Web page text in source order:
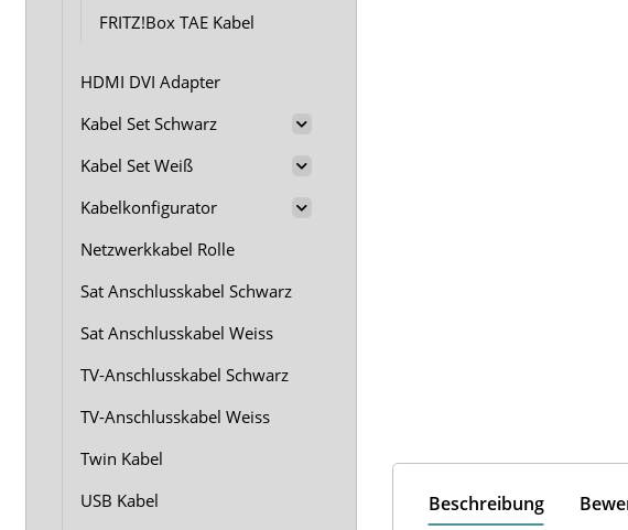
Beschreibung
FRITZ!Box TAE Kabel
HDMI DVI Adapter
Kabel Set Schwarz
Kabel Set Weiß
Kabelkonfigurator
Netzwerkkabel Rolle
Sat Anschlusskabel Schwarz
Sat Anschlusskabel Weiss
TV-Anschlusskabel Schwarz
TV-Anschlusskabel Weiss
Twin Kabel
USB Kabel